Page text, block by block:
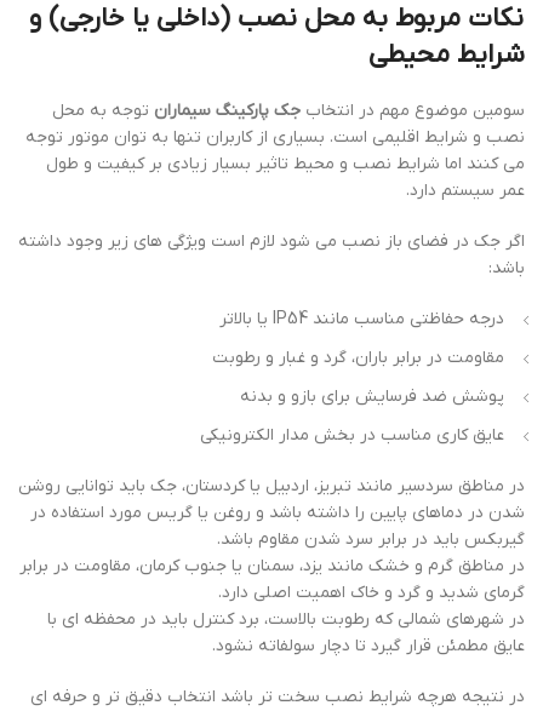
نکات مربوط به محل نصب (داخلی یا خارجی) و
شرایط محیطی
سومین موضوع مهم در انتخاب جک پارکینگ سیماران توجه به محل
نصب و شرایط اقلیمی است. بسیاری از کاربران تنها به توان موتور توجه
می کنند اما شرایط نصب و محیط تاثیر بسیار زیادی بر کیفیت و طول
عمر سیستم دارد.
اگر جک در فضای باز نصب می شود لازم است ویژگی های زیر وجود داشته
باشد:
درجه حفاظتی مناسب مانند IP54 یا بالاتر
مقاومت در برابر باران، گرد و غبار و رطوبت
پوشش ضد فرسایش برای بازو و بدنه
عایق کاری مناسب در بخش مدار الکترونیکی
در مناطق سردسیر مانند تبریز، اردبیل یا کردستان، جک باید توانایی روشن
شدن در دماهای پایین را داشته باشد و روغن یا گریس مورد استفاده در
گیربکس باید در برابر سرد شدن مقاوم باشد.
در مناطق گرم و خشک مانند یزد، سمنان یا جنوب کرمان، مقاومت در برابر
گرمای شدید و گرد و خاک اهمیت اصلی دارد.
در شهرهای شمالی که رطوبت بالاست، برد کنترل باید در محفظه ای با
عایق مطمئن قرار گیرد تا دچار سولفاته نشود.
در نتیجه هرچه شرایط نصب سخت تر باشد انتخاب دقیق تر و حرفه ای